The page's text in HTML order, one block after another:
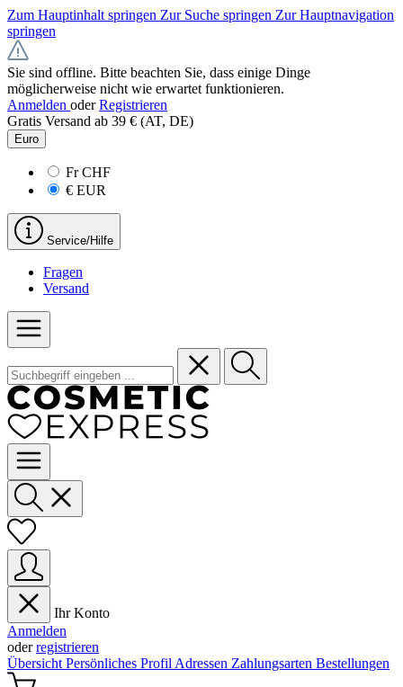
Zum Hauptinhalt springen Zur Suche springen Zur Hauptnavigation
springen
Sie sind offline. Bitte beachten Sie, dass einige Dinge
möglicherweise nicht wie erwartet funktionieren.
Anmelden oder Registrieren
Gratis Versand ab 39 € (AT, DE)
Euro
FrCHF
€ EUR
Service/Hilfe
Fragen
Versand
Ihr Konto
Anmelden
oderregistrieren
Übersicht Persönliches Profil Adressen Zahlungsarten Bestellungen